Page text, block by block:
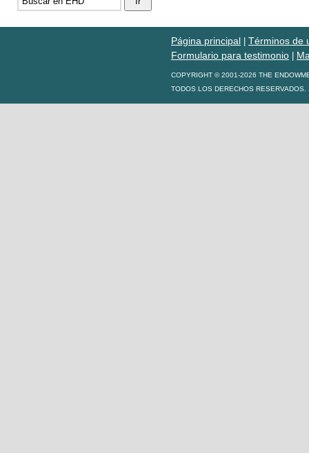
Página principal
Términos de
Formulario para testimonio
COPYRIGHT © 2001-2026 THE
TODOS LOS DERECHOS